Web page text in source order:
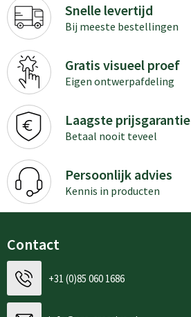
Snelle levertijd
Bij meeste bestellingen
Gratis visueel proef
Eigen ontwerpafdeling
Laagste prijsgarantie
Betaal nooit teveel
Persoonlijk advies
Kennis in producten
Contact
+31 (0)85 060 1686